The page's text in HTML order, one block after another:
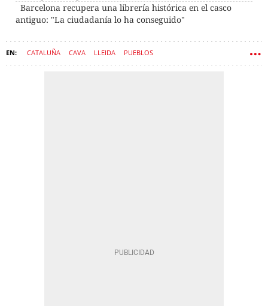
Barcelona recupera una librería histórica en el casco
antiguo: "La ciudadanía lo ha conseguido"
CATALUÑA CAVA LLEIDA PUEBLOS